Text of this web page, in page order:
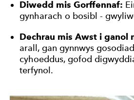
Diwedd mis Gorffennaf:
gynharach o bosibl -
Dechrau mis Awst i ganol
arall, gan gynnwys
cyhoeddus, gofod
terfynol.